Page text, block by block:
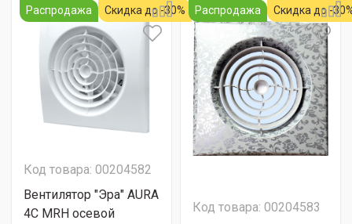
Распродажа Скидка до -30%
Код товара: 00204582
Вентилятор "Эра" AURA
4C MRH осевой
Распродажа Скидка до -
Код товара: 00204583